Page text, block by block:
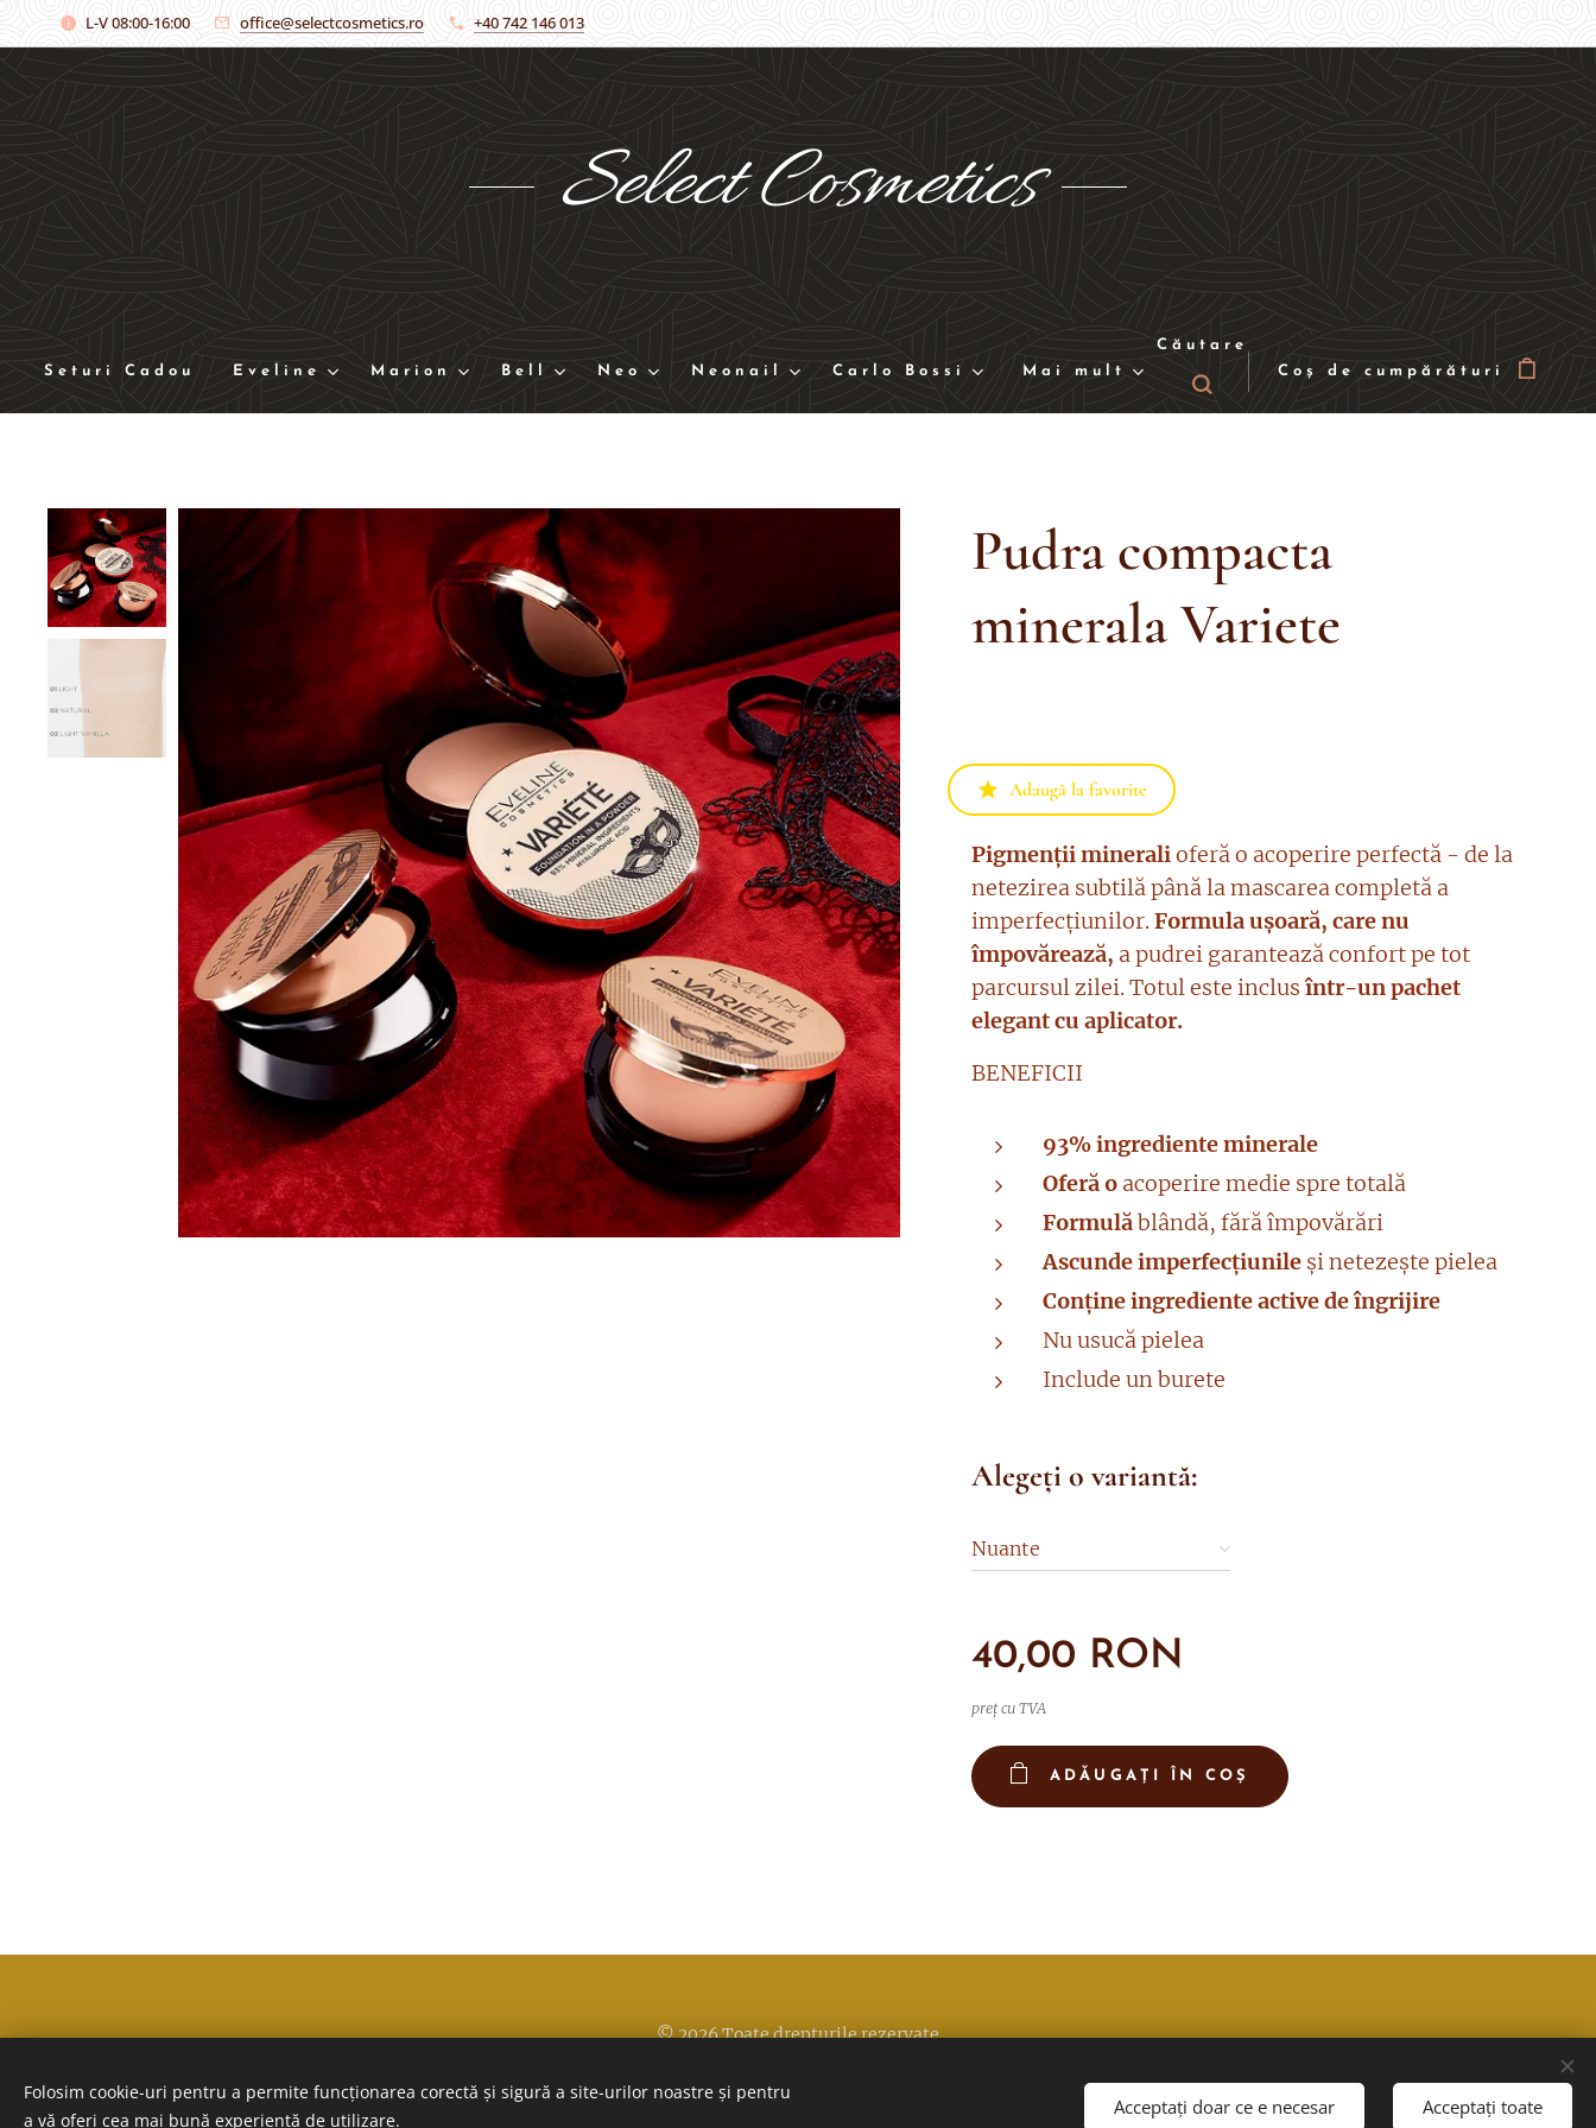
L-V 08:00-16:00 office@selectcosmetics.ro +40 742 146 013
Select Cosmetics
Seturi Cadou Eveline Marion Bell Neo Neonail Carlo Bossi Mai mult
Căutare
Coș de cumpărături
Pudra compacta
minerala Variete
Adaugă la favorite
Pigmenții mineralioferă o acoperire perfectă - de la
netezirea subtilă până la mascarea completă a
imperfecțiunilor.Formula ușoară, care nu
împovărează, a pudrei garantează confort pe tot
parcursul zilei. Totul este inclusîntr-un pachet
elegant cu aplicator.
BENEFICII
93% ingrediente minerale
Oferă o acoperire medie spre totală
Formulăblândă, fără împovărări
Ascunde imperfecțiunile și netezește pielea
Conține ingrediente active de îngrijire
Nu usucă pielea
Include un burete
Alegeți o variantă:
Nuante
40,00 RON
preț cu TVA
ADĂUGAȚI ÎN COȘ
© 2026 Toate drepturile rezervate
Folosim cookie-uri pentru a permite funcționarea corectă și sigură a site-urilor noastre și pentru
a vă oferi cea mai bună experiență de utilizare.
Acceptați doar ce e necesar Acceptați toate